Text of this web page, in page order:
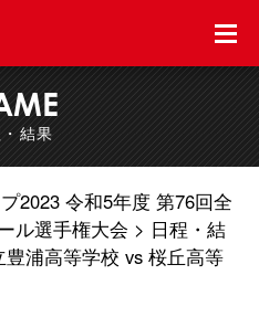
結果
2023 令和5年度 第76回全
ル選手権大会
日程・結
浦高等学校 vs 桜丘高等